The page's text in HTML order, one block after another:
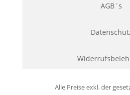
AGB´s
Alle Preise exkl. der